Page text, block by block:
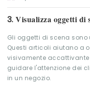
3.Visualizza oggetti di
Gli oggetti di scena sono
Questi articoli aiutano a
visivamente accattivante
guidare l'attenzione dei
in un negozio.